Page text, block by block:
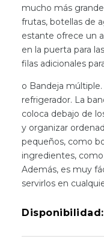
mucho más
frutas, botellas de
estante ofrece un
en la puerta para
filas adicionales
o Bandeja
refrigerador. La
coloca debajo de
y organizar
pequeños, como
ingredientes,
Además, es muy
servirlos en
Disponibilidad: